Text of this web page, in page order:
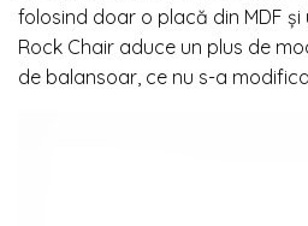
folosind doar o placă din MDF
Rock Chair aduce un plus de
de balansoar, ce nu s-a